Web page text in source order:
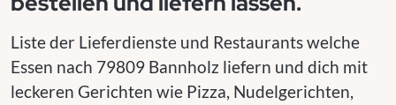
Liste der Lieferdienste und Restaurants welche
Essen nach 79809 Bannholz liefern und dich mit
leckeren Gerichten wie Pizza, Nudelgerichten,